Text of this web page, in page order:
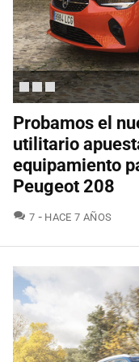
Probamos el
utilitario
equipamiento
Peugeot 208
7 COMENTARIOS
HACE 7 AÑOS